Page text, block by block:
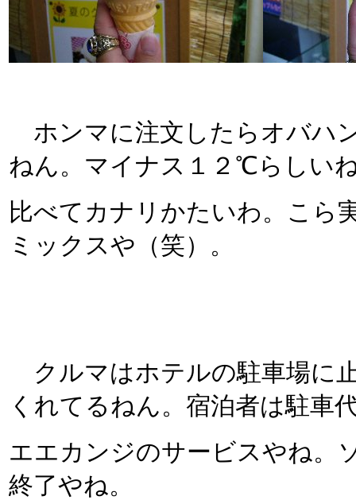
ホンマに注文したらオバハ
ねん。マイナス１２℃らしい
比べてカナリかたいわ。こら
ミックスや（笑）。
クルマはホテルの駐車場に
くれてるねん。宿泊者は駐車
エエカンジのサービスやね。
終了やね。